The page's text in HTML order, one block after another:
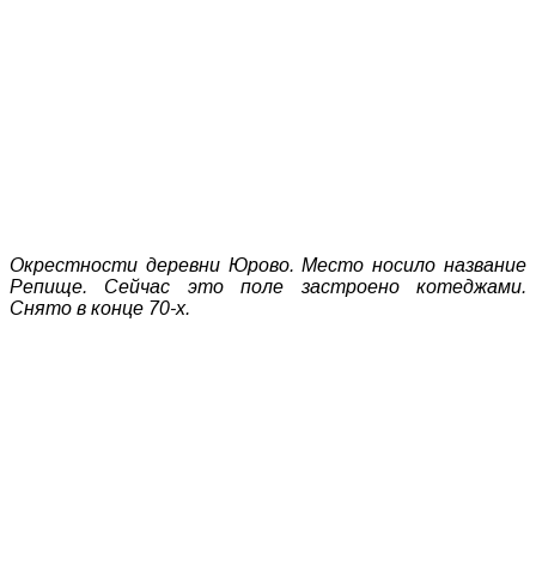
Окрестности деревни Юрово. Место носило название
Репище. Сейчас это поле застроено котеджами.
Снято в конце 70-х.